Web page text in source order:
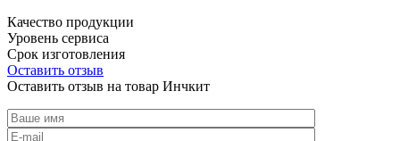
Качество продукции
Уровень сервиса
Срок изготовления
Оставить отзыв
Оставить отзыв на товар Инчкит